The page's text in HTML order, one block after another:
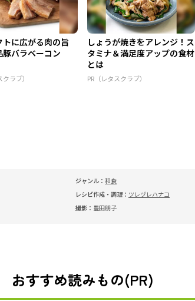
トに広がる肉の旨
豚バラベーコン
ラブ）
しょうが焼きをアレンジ！ス
タミナ＆満足度アップの食材
とは
PR（レタスクラブ）
ジャンル： 和食
レシピ作成・調理： ツレヅレハナコ
撮影： 豊田朋子
おすすめ読みもの(PR)